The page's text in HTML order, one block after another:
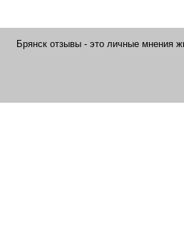
Брянск отзывы - это личные мнения